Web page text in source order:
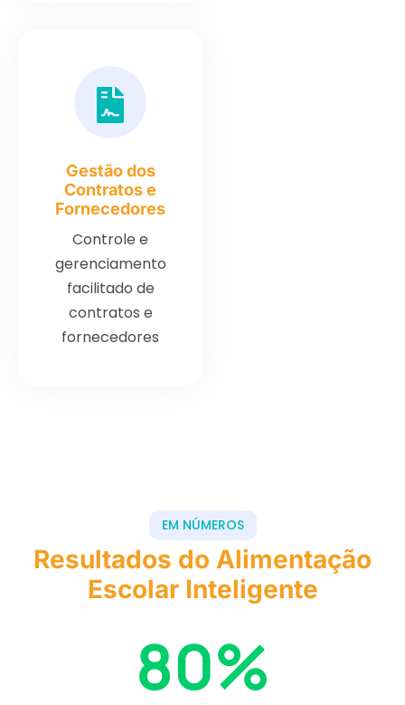
Gestão dos
Contratos e
Fornecedores
Controle e
gerenciamento
facilitado de
contratos e
fornecedores
EM NÚMEROS
Resultados do Alimentação
Escolar Inteligente
80%